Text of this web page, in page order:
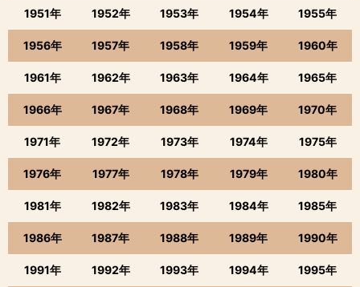
1951年 1952年 1953年 1954年 1955年
1956年 1957年 1958年 1959年 1960年
1961年 1962年 1963年 1964年 1965年
1966年 1967年 1968年 1969年 1970年
1971年 1972年 1973年 1974年 1975年
1976年 1977年 1978年 1979年 1980年
1981年 1982年 1983年 1984年 1985年
1986年 1987年 1988年 1989年 1990年
1991年 1992年 1993年 1994年 1995年